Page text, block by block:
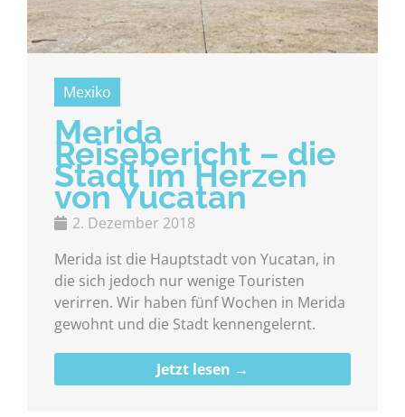
Mexiko
Merida
Reisebericht – die
Stadt im Herzen
von Yucatan
2. Dezember 2018
Merida ist die Hauptstadt von Yucatan, in
die sich jedoch nur wenige Touristen
verirren. Wir haben fünf Wochen in Merida
gewohnt und die Stadt kennengelernt.
Jetzt lesen →